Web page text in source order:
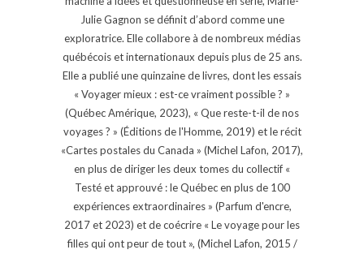
Julie Gagnon se définit d’abord comme une
exploratrice. Elle collabore à de nombreux médias
québécois et internationaux depuis plus de 25 ans.
Elle a publié une quinzaine de livres, dont les essais
« Voyager mieux : est-ce vraiment possible ? »
(Québec Amérique, 2023), « Que reste-t-il de nos
voyages ? » (Éditions de l'Homme, 2019) et le récit
«Cartes postales du Canada » (Michel Lafon, 2017),
en plus de diriger les deux tomes du collectif «
Testé et approuvé : le Québec en plus de 100
expériences extraordinaires » (Parfum d'encre,
2017 et 2023) et de coécrire « Le voyage pour les
filles qui ont peur de tout », (Michel Lafon, 2015 /